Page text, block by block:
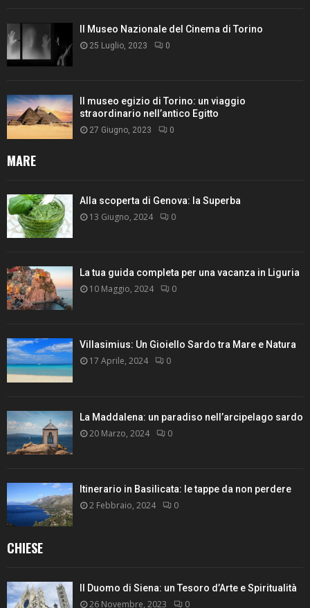
Il Museo Nazionale del Cinema di Torino
25 Luglio, 2023 0
Il museo egizio di Torino: un viaggio
straordinario nell’antico Egitto
27 Giugno, 2023 0
MARE
Alla scoperta di Genova: la Superba
13 Giugno, 2024 0
La tua guida completa per una vacanza in Liguria
10 Maggio, 2024 0
Villasimius: Un Gioiello Sardo tra Mare e Natura
17 Aprile, 2024 0
La Maddalena: un paradiso nell’arcipelago sardo
20 Marzo, 2024 0
Itinerario in Basilicata: le tappe da non perdere
2 Febbraio, 2024 0
CHIESE
Il Duomo di Siena: un Tesoro d’Arte e Spiritualità
26 Novembre, 2023 0